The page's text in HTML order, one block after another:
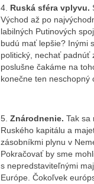
4. Ruská sféra vplyvu.
Východ až po
labilných Putinových
budú mať lepšie? Inými
politický, nechať padnúť
poslušne čakáme na
konečne ten neschopný
5. Znárodnenie. Tak sa
Ruského kapitálu a
zásobníkmi plynu v
Pokračovať by sme
s nepredstaviteľnými
Európe. Čokoľvek